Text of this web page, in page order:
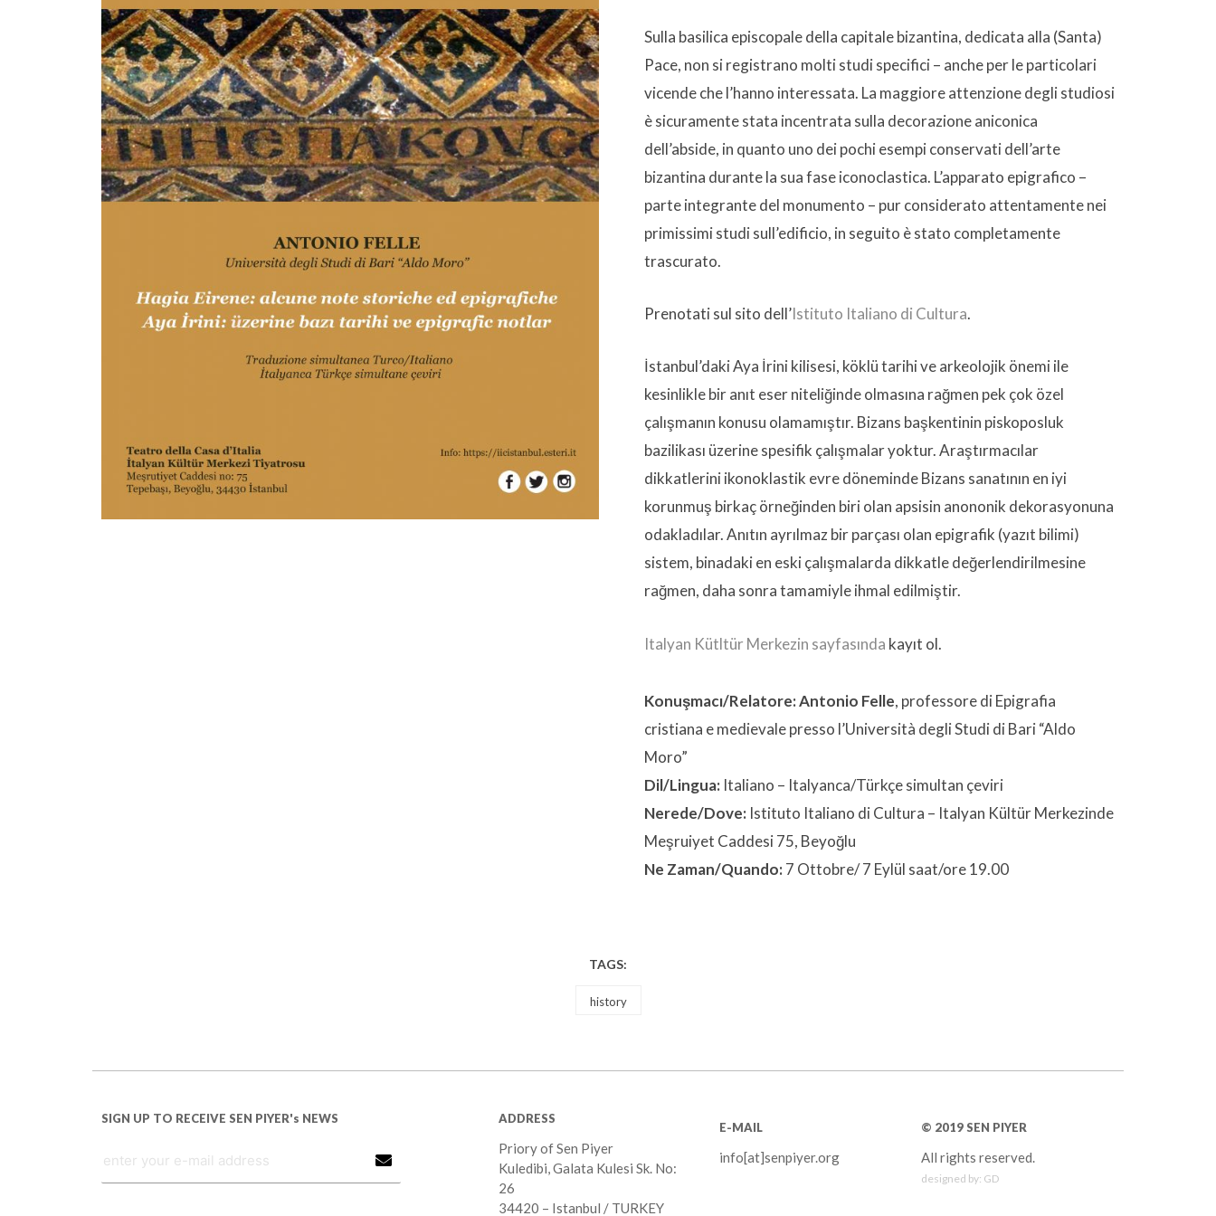
Sulla basilica episcopale della capitale bizantina, dedicata alla (Santa)
Pace, non si registrano molti studi specifici – anche per le particolari
vicende che l’hanno interessata. La maggiore attenzione degli studiosi
è sicuramente stata incentrata sulla decorazione aniconica
dell’abside, in quanto uno dei pochi esempi conservati dell’arte
bizantina durante la sua fase iconoclastica. L’apparato epigrafico –
parte integrante del monumento – pur considerato attentamente nei
primissimi studi sull’edificio, in seguito è stato completamente
trascurato.
Prenotati sul sito dell’Istituto Italiano di Cultura.
İstanbul’daki Aya İrini kilisesi, köklü tarihi ve arkeolojik önemi ile
kesinlikle bir anıt eser niteliğinde olmasına rağmen pek çok özel
çalışmanın konusu olamamıştır. Bizans başkentinin piskoposluk
bazilikası üzerine spesifik çalışmalar yoktur. Araştırmacılar
dikkatlerini ikonoklastik evre döneminde Bizans sanatının en iyi
korunmuş birkaç örneğinden biri olan apsisin anononik dekorasyonuna
odakladılar. Anıtın ayrılmaz bir parçası olan epigrafik (yazıt bilimi)
sistem, binadaki en eski çalışmalarda dikkatle değerlendirilmesine
rağmen, daha sonra tamamiyle ihmal edilmiştir.
Italyan Kütltür Merkezin sayfasında kayıt ol.
Konuşmacı/Relatore:Antonio Felle, professore di Epigrafia
cristiana e medievale presso l’Università degli Studi di Bari “Aldo
Moro”
Dil/Lingua: Italiano – Italyanca/Türkçe simultan çeviri
Nerede/Dove: Istituto Italiano di Cultura – Italyan Kültür Merkezinde
Meşruiyet Caddesi 75, Beyoğlu
Ne Zaman/Quando:7 Ottobre/ 7 Eylül saat/ore 19.00
TAGS:
history
SIGN UP TO RECEIVE SEN PIYER's NEWS ADDRESS
Priory of Sen Piyer
Kuledibi, Galata Kulesi Sk. No:
26
34420 – Istanbul / TURKEY
E-MAIL
info[at]senpiyer.org
© 2019 SEN PIYER
All rights reserved.
designed by: GD